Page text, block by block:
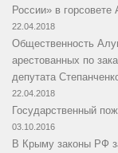
России» в
22.04.2018
Общественность
арестованных по
депутата
22.04.2018
Государственный
03.10.2016
В Крыму законы РФ